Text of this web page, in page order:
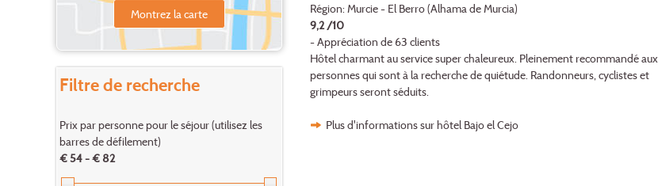
Région: Murcie - El Berro (Alhama de Murcia)
9,2 /10
- Appréciation de 63 clients
Hôtel charmant au service super chaleureux. Pleinement recommandé aux
personnes qui sont à la recherche de quiétude. Randonneurs, cyclistes et
grimpeurs seront séduits.
Plus d'informations sur hôtel Bajo el Cejo
Montrez la carte
Filtre de recherche
Prix par personne pour le séjour (utilisez les
barres de défilement)
€ 54 - € 82